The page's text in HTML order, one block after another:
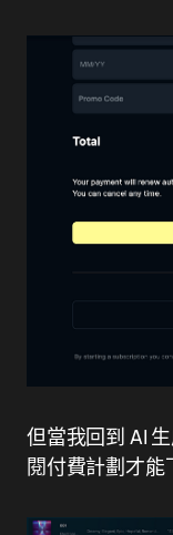
但當我回到 AI
閱付費計劃才能